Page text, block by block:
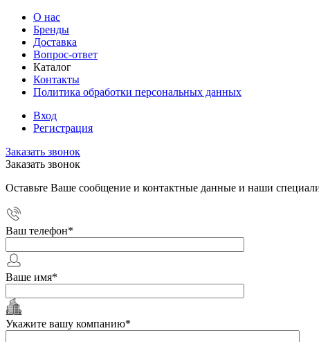
О нас
Бренды
Доставка
Вопрос-ответ
Каталог
Контакты
Политика обработки персональных данных
Вход
Регистрация
Заказать звонок
Заказать звонок
Оставьте Ваше сообщение и контактные данные и наши
Ваш телефон*
Ваше имя*
Укажите вашу компанию*